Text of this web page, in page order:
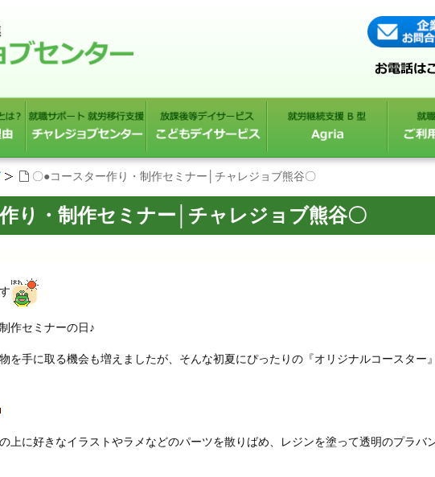
〇●コースター作り・制作セミナー│チャレジョブ熊谷〇
り・制作セミナー│チャレジョブ熊谷〇
作セミナーの日♪
を手に取る機会も増えましたが、そんな初夏にぴったりの『オリジナルコースター
上に好きなイラストやラメなどのパーツを散りばめ、レジンを塗って透明のプラバ